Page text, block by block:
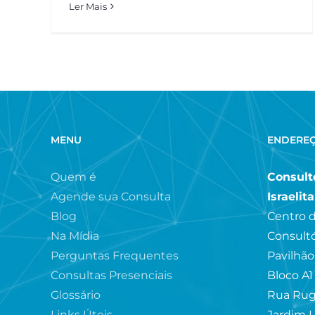
Ler Mais
MENU
Quem é
Agende sua Consulta
Blog
Na Mídia
Perguntas Frequentes
Consultas Presenciais
Glossário
Centro
Bloco A1
Rua